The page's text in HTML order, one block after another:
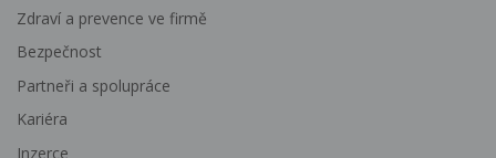
Zdraví a prevence ve firmě
Bezpečnost
Partneři a spolupráce
Kariéra
Inzerce